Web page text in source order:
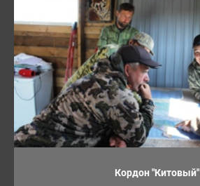
Кордон "Китовый"